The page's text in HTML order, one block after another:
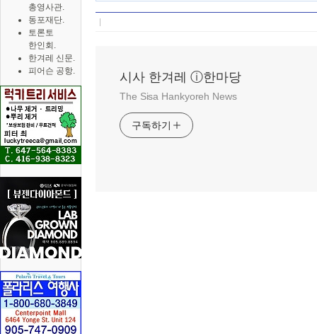
총영사관.
동포재단.
토론토
한인회.
한겨레 신문.
피어슨 공항.
시사 한겨레 ⓘ한마당
The Sisa Hankyoreh News
구독하기